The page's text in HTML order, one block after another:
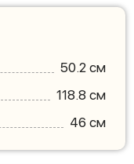
50.2 см
118.8 см
46 см